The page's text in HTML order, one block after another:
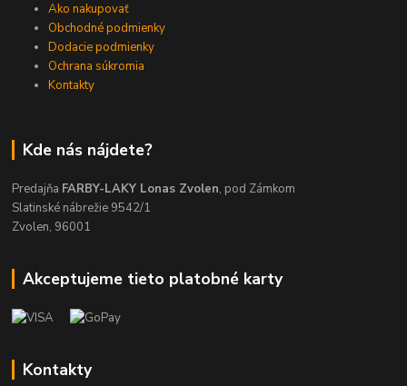
Ako nakupovať
Obchodné podmienky
Dodacie podmienky
Ochrana súkromia
Kontakty
Kde nás nájdete?
Predajňa FARBY-LAKY Lonas Zvolen, pod Zámkom
Slatinské nábrežie 9542/1
Zvolen, 96001
Akceptujeme tieto platobné karty
Kontakty